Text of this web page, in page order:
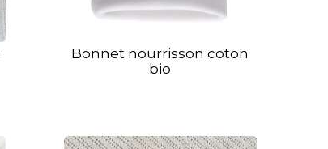
Bonnet nourrisson coton
bio